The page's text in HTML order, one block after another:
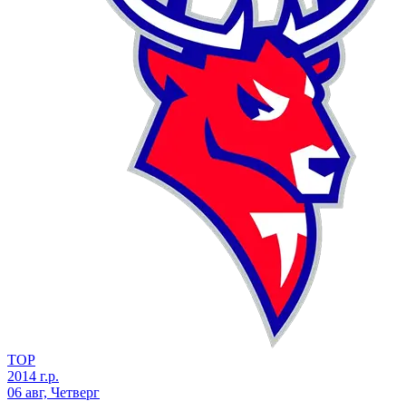
ТОР
2014 г.р.
06 авг, Четверг